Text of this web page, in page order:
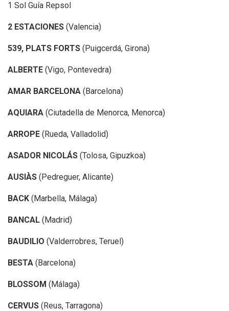
1 Sol Guía Repsol
2 ESTACIONES (Valencia)
539, PLATS FORTS (Puigcerdá, Girona)
ALBERTE (Vigo, Pontevedra)
AMAR BARCELONA (Barcelona)
AQUIARA (Ciutadella de Menorca, Menorca)
ARROPE (Rueda, Valladolid)
ASADOR NICOLÁS (Tolosa, Gipuzkoa)
AUSIÀS (Pedreguer, Alicante)
BACK (Marbella, Málaga)
BANCAL (Madrid)
BAUDILIO (Valderrobres, Teruel)
BESTA (Barcelona)
BLOSSOM (Málaga)
CERVUS (Reus, Tarragona)